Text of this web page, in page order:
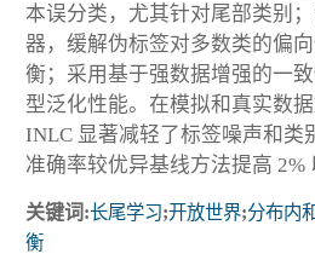
本误分类，尤其针对尾部类别
器，缓解伪标签对多数类的偏
衡；采用基于强数据增强的一
型泛化性能。在模拟和真实数据
INLC 显著减轻了标签噪声和类
准确率较优异基线方法提高 2%
关键词:长尾学习;开放世界;分布内
衡